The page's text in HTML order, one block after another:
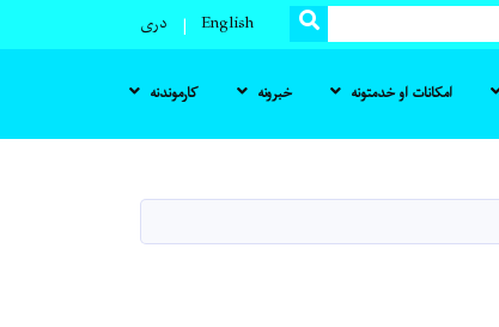
SEARCH
English دری
امکانات او خدمتونه خبرونه کارموندنه